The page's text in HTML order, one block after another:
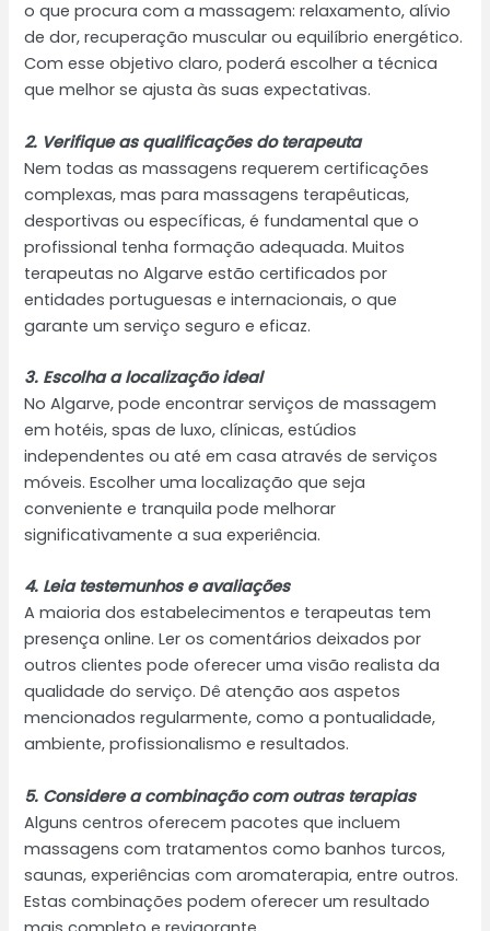
o que procura com a massagem: relaxamento, alívio
de dor, recuperação muscular ou equilíbrio energético.
Com esse objetivo claro, poderá escolher a técnica
que melhor se ajusta às suas expectativas.
2. Verifique as qualificações do terapeuta
Nem todas as massagens requerem certificações
complexas, mas para massagens terapêuticas,
desportivas ou específicas, é fundamental que o
profissional tenha formação adequada. Muitos
terapeutas no Algarve estão certificados por
entidades portuguesas e internacionais, o que
garante um serviço seguro e eficaz.
3. Escolha a localização ideal
No Algarve, pode encontrar serviços de massagem
em hotéis, spas de luxo, clínicas, estúdios
independentes ou até em casa através de serviços
móveis. Escolher uma localização que seja
conveniente e tranquila pode melhorar
significativamente a sua experiência.
4. Leia testemunhos e avaliações
A maioria dos estabelecimentos e terapeutas tem
presença online. Ler os comentários deixados por
outros clientes pode oferecer uma visão realista da
qualidade do serviço. Dê atenção aos aspetos
mencionados regularmente, como a pontualidade,
ambiente, profissionalismo e resultados.
5. Considere a combinação com outras terapias
Alguns centros oferecem pacotes que incluem
massagens com tratamentos como banhos turcos,
saunas, experiências com aromaterapia, entre outros.
Estas combinações podem oferecer um resultado